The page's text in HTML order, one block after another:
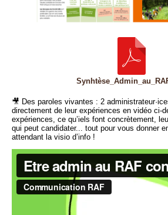
🎥 Des paroles vivantes : 2
directement de leur expériences en vidéo ci-
expériences, ce qu’iels font concrètement,
qui peut candidater... tout pour vous donner
attendant la visio d’info !